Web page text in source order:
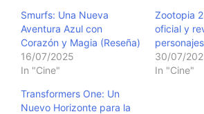
Smurfs: Una Nueva
Aventura Azul con
Corazón y Magia (Reseña)
16/07/2025
In "Cine"
Zootopia
oficial y
personajes
30/07/
In "Cine"
Transformers One: Un
Nuevo Horizonte para la